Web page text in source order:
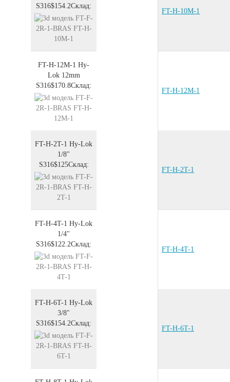
S316$154.2Склад:
FT-H-10M-1
FT-H-12M-1 Hy-
Lok 12mm
S316$170.8Склад:
FT-H-12M-1
FT-H-2T-1 Hy-Lok
1/8"
S316$125Склад:
FT-H-2T-1
FT-H-4T-1 Hy-Lok
1/4"
S316$122.2Склад:
FT-H-4T-1
FT-H-6T-1 Hy-Lok
3/8"
S316$154.2Склад:
FT-H-6T-1